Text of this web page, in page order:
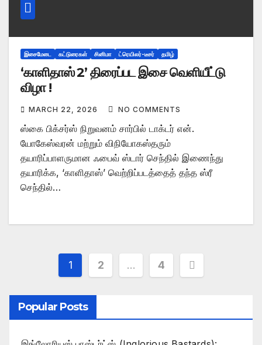
இசைமேடை கட்டுரைகள் சினிமா ட்ரெயிலர்-டீசர் தமிழ்
‘காளிதாஸ் 2’ திரைப்பட இசை வெளியீட்டு
விழா !
MARCH 22, 2026 NO COMMENTS
ஸ்கை பிக்சர்ஸ் நிறுவனம் சார்பில் டாக்டர் என்.
யோகேஸ்வரன் மற்றும் விநியோகஸ்தரும்
தயாரிப்பாளருமான ஃபைவ் ஸ்டார் செந்தில் இணைந்து
தயாரிக்க, ‘காளிதாஸ்’ வெற்றிப்படத்தைத் தந்த ஸ்ரீ
செந்தில்…
Posts
1 2 … 4
Popular Posts